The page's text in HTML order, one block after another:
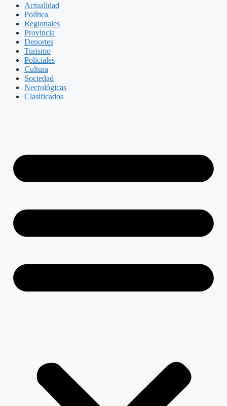
Actualidad
Política
Regionales
Provincia
Deportes
Turismo
Policiales
Cultura
Sociedad
Necrológicas
Clasificados